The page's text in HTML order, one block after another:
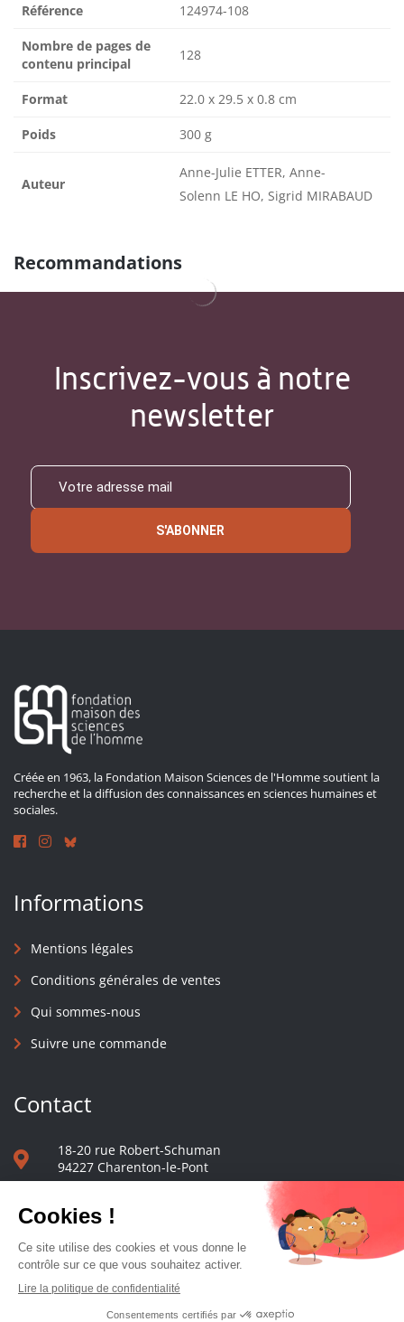
Référence 124974-108
Nombre de pages de
contenu principal
128
Format 22.0 x 29.5 x 0.8 cm
Poids 300 g
Auteur
Anne-Julie ETTER, Anne-
Solenn LE HO, Sigrid MIRABAUD
Recommandations
Inscrivez-vous à notre
newsletter
S'ABONNER
Créée en 1963, la Fondation Maison Sciences de l'Homme soutient la
recherche et la diffusion des connaissances en sciences humaines et
sociales.
Informations
Mentions légales
Conditions générales de ventes
Qui sommes-nous
Suivre une commande
Contact
18-20 rue Robert-Schuman
94227 Charenton-le-Pont